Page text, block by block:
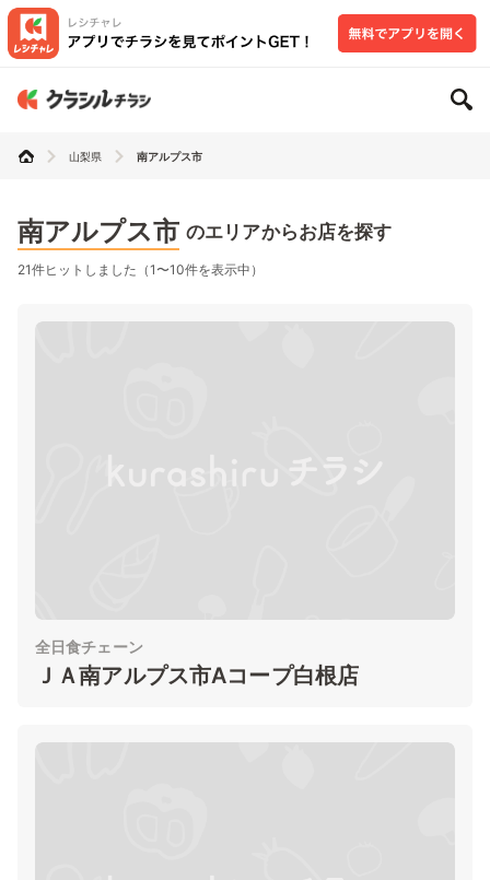
山梨県 南アルプス市
南アルプス市 のエリアからお店を探す
21件ヒットしました（1〜10件を表示中）
全日食チェーン
ＪＡ南アルプス市Aコープ白根店